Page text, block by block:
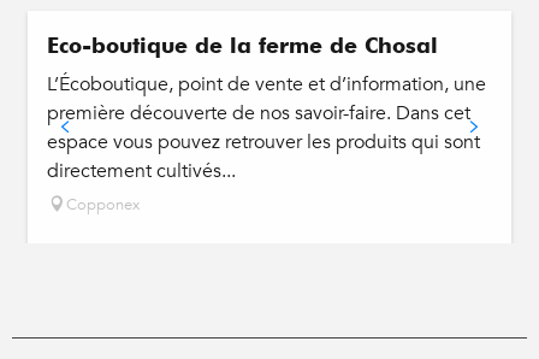
Programme
Eco-boutique de la ferme de Chosal
L’Écoboutique, point de vente et d’information, une
première découverte de nos savoir-faire. Dans cet
espace vous pouvez retrouver les produits qui sont
directement cultivés...
Copponex